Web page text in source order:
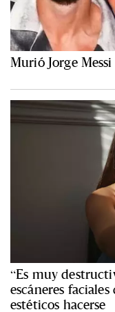
Murió Jorge
“Es muy
escáneres
estéticos hacerse